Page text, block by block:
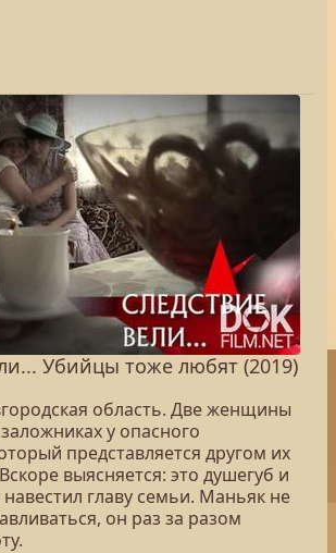
Убийцы тоже любят (2019)
область. Две женщины
у опасного
представляется другом их
выясняется: это душегуб и
главу семьи. Маньяк не
он раз за разом